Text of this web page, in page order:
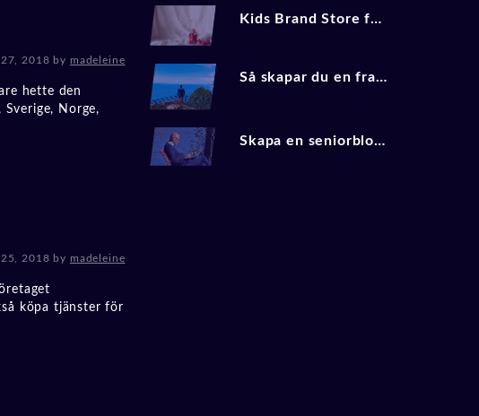
2018 by madeleine
hette den
Norge,
25, 2018 by madeleine
köpa tjänster för
Kids Brand Store för bloggare: så driver du trafik och affiliate‑intäkter med barnmode 2025
Så skapar du en framgångsrik reseblogg 2025
Skapa en seniorblogg och tjäna pengar